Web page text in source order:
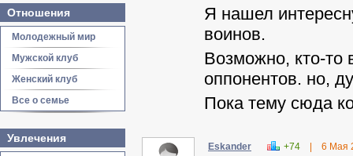
Отношения
Молодежный мир
Мужской клуб
Женский клуб
Все о семье
Увлечения
Я нашел
воинов.
Возможно, кто-то
оппонентов. но,
Пока тему сюда
Eskander +74 6 Мая